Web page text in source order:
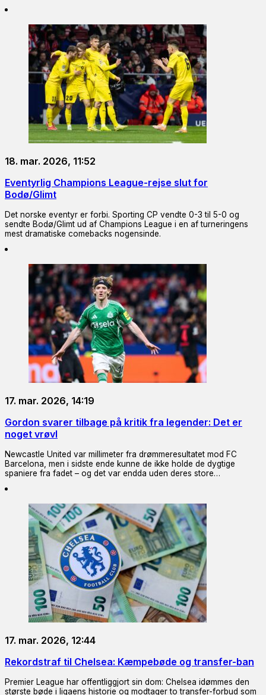
18. mar. 2026, 11:52
Eventyrlig Champions League-rejse slut for
Bodø/Glimt
Det norske eventyr er forbi. Sporting CP vendte 0-3 til 5-0 og
sendte Bodø/Glimt ud af Champions League i en af turneringens
mest dramatiske comebacks nogensinde.
17. mar. 2026, 14:19
Gordon svarer tilbage på kritik fra legender: Det er
noget vrøvl
Newcastle United var millimeter fra drømmeresultatet mod FC
Barcelona, men i sidste ende kunne de ikke holde de dygtige
spaniere fra fadet – og det var endda uden deres store…
17. mar. 2026, 12:44
Rekordstraf til Chelsea: Kæmpebøde og transfer-ban
Premier League har offentliggjort sin dom: Chelsea idømmes den
største bøde i ligaens historie og modtager to transfer-forbud som